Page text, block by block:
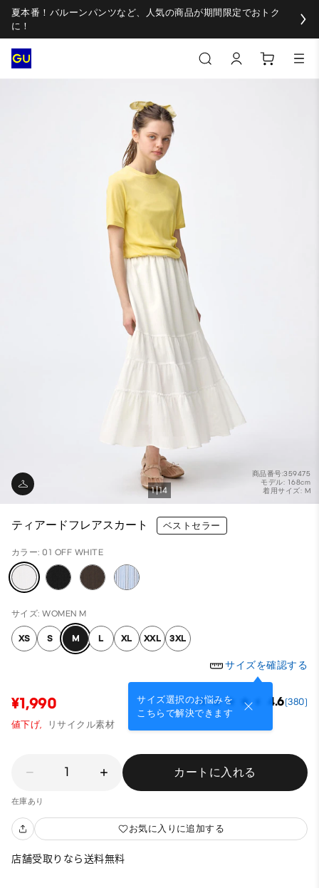
夏本番！バルーンパンツなど、人気の商品が期間限定でおトク
に！
商品番号:359475
モデル: 168cm
着用サイズ: M
1 14
ティアードフレアスカート ベストセラー
カラー: 01 OFF WHITE
サイズ: WOMEN M
XS S M L XL XXL 3XL
サイズを確認する
サイズ選択のお悩みを
こちらで解決できます
¥1,990 4.6(380)
値下げ, リサイクル素材
1 カートに入れる
在庫あり
お気に入りに追加する
店舗受取りなら送料無料